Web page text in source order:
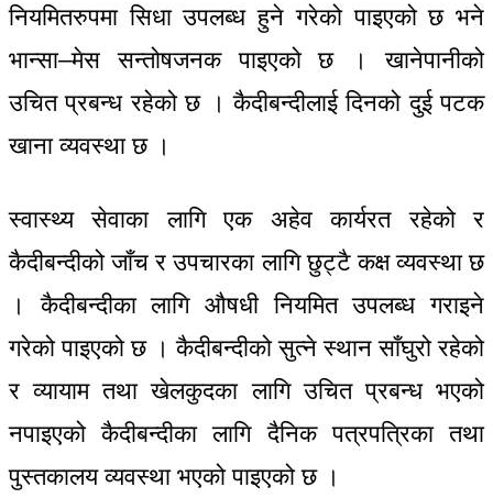
नियमितरुपमा सिधा उपलब्ध हुने गरेको पाइएको छ भने
भान्सा–मेस सन्तोषजनक पाइएको छ । खानेपानीको
उचित प्रबन्ध रहेको छ । कैदीबन्दीलाई दिनको दुई पटक
खाना व्यवस्था छ ।
स्वास्थ्य सेवाका लागि एक अहेव कार्यरत रहेको र
कैदीबन्दीको जाँच र उपचारका लागि छुट्टै कक्ष व्यवस्था छ
। कैदीबन्दीका लागि औषधी नियमित उपलब्ध गराइने
गरेको पाइएको छ । कैदीबन्दीको सुत्ने स्थान साँघुरो रहेको
र व्यायाम तथा खेलकुदका लागि उचित प्रबन्ध भएको
नपाइएको कैदीबन्दीका लागि दैनिक पत्रपत्रिका तथा
पुस्तकालय व्यवस्था भएको पाइएको छ ।